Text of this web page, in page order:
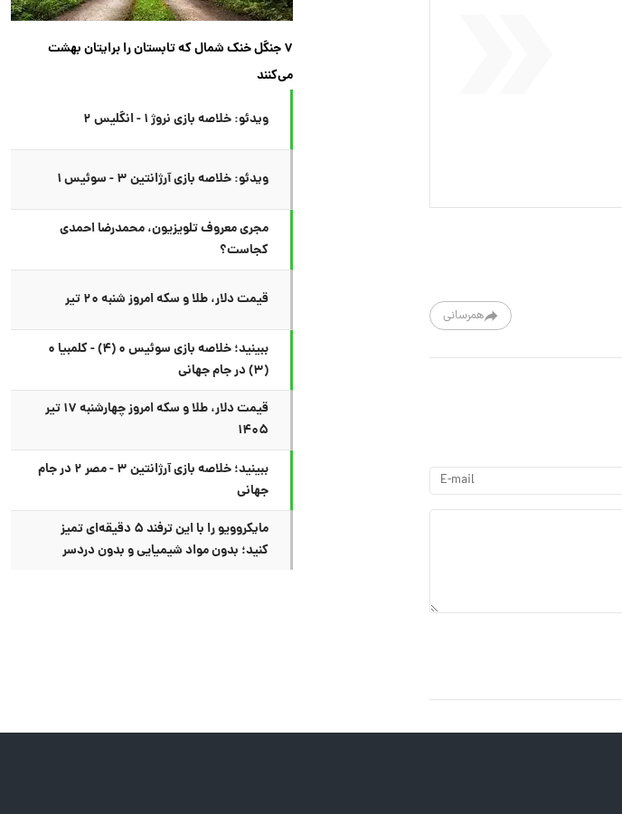
همرسانی
۷ جنگل خنک شمال که تابستان را برایتان بهشت
می‌کنند
ویدئو: خلاصه بازی نروژ ۱ - انگلیس ۲
ویدئو: خلاصه بازی آرژانتین ۳ - سوئیس ۱
مجری معروف تلویزیون، محمدرضا احمدی
کجاست؟
قیمت دلار، طلا و سکه امروز شنبه ۲۰ تیر
ببینید؛ خلاصه بازی سوئیس ۰ (۴) - کلمبیا ۰
(۳) در جام جهانی
قیمت دلار، طلا و سکه امروز چهارشنبه ۱۷ تیر
۱۴۰۵
ببینید؛ خلاصه بازی آرژانتین ۳ - مصر ۲ در جام
جهانی
مایکروویو را با این ترفند ۵ دقیقه‌ای تمیز
کنید؛ بدون مواد شیمیایی و بدون دردسر